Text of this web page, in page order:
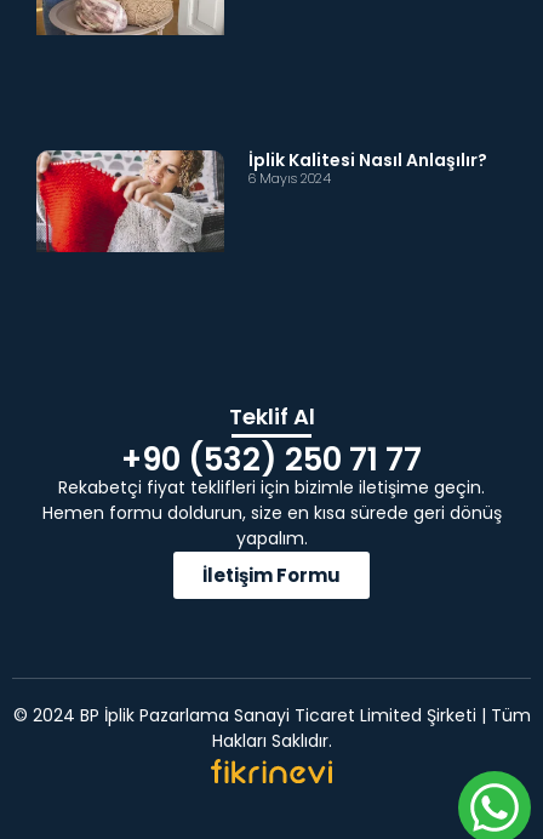
İplik Kalitesi Nasıl Anlaşılır?
6 Mayıs 2024
Teklif Al
+90 (532) 250 71 77
Rekabetçi fiyat teklifleri için bizimle iletişime geçin.
Hemen formu doldurun, size en kısa sürede geri dönüş
yapalım.
İletişim Formu
© 2024 BP İplik Pazarlama Sanayi Ticaret Limited Şirketi | Tüm
Hakları Saklıdır.